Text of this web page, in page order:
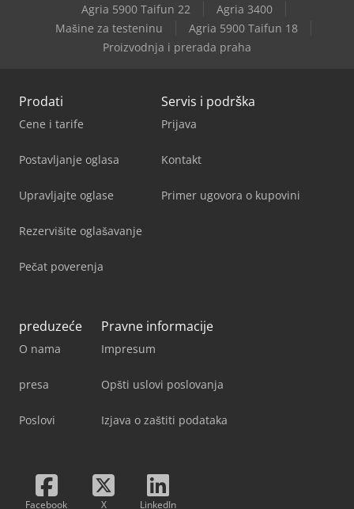
Agria 5900 Taifun 22
Agria 3400
Mašine za testeninu
Agria 5900 Taifun 18
Proizvodnja i prerada praha
Prodati
Cene i tarife
Postavljanje oglasa
Upravljajte oglase
Rezervišite oglašavanje
Pečat poverenja
Servis i podrška
Prijava
Kontakt
Primer ugovora o kupovini
preduzeće
O nama
presa
Poslovi
Pravne informacije
Impresum
Opšti uslovi poslovanja
Izjava o zaštiti podataka
Facebook X LinkedIn